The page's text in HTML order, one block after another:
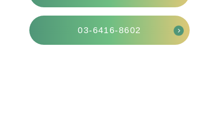
03-6416-8602